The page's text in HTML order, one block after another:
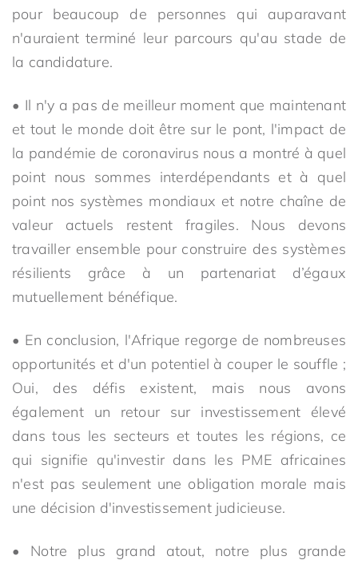
pour beaucoup de personnes qui auparavant
n'auraient terminé leur parcours qu'au stade de
la candidature.
• Il n'y a pas de meilleur moment que maintenant
et tout le monde doit être sur le pont, l'impact de
la pandémie de coronavirus nous a montré à quel
point nous sommes interdépendants et à quel
point nos systèmes mondiaux et notre chaîne de
valeur actuels restent fragiles. Nous devons
travailler ensemble pour construire des systèmes
résilients grâce à un partenariat d’égaux
mutuellement bénéfique.
• En conclusion, l'Afrique regorge de nombreuses
opportunités et d'un potentiel à couper le souffle ;
Oui, des défis existent, mais nous avons
également un retour sur investissement élevé
dans tous les secteurs et toutes les régions, ce
qui signifie qu'investir dans les PME africaines
n'est pas seulement une obligation morale mais
une décision d'investissement judicieuse.
• Notre plus grand atout, notre plus grande